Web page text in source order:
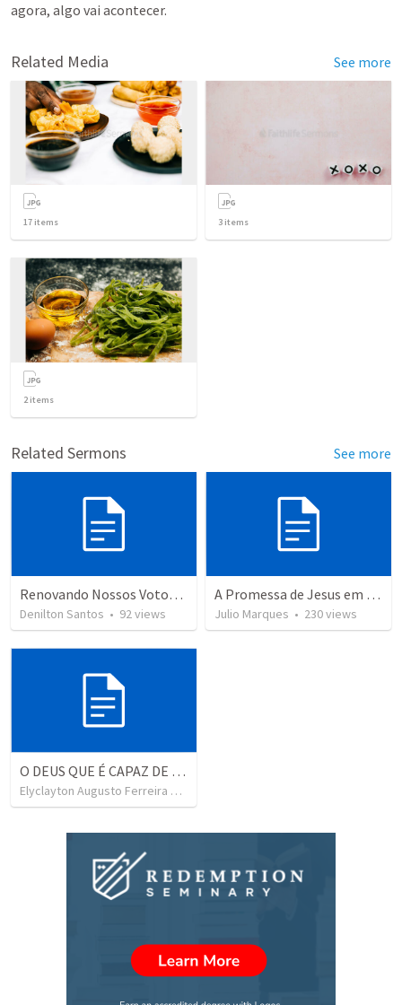
agora, algo vai acontecer.
Related Media See more
17 items 3 items
2items
Related Sermons See more
Renovando Nossos Votos com Cristo
Denilton Santos • 92views
A Promessa de Jesus em Marcos 16:17-18
Julio Marques • 230views
O DEUS QUE É CAPAZ DE FAZER INFINITAMENTE MAIS
Elyclayton Augusto Ferreira de Souza - OPBB